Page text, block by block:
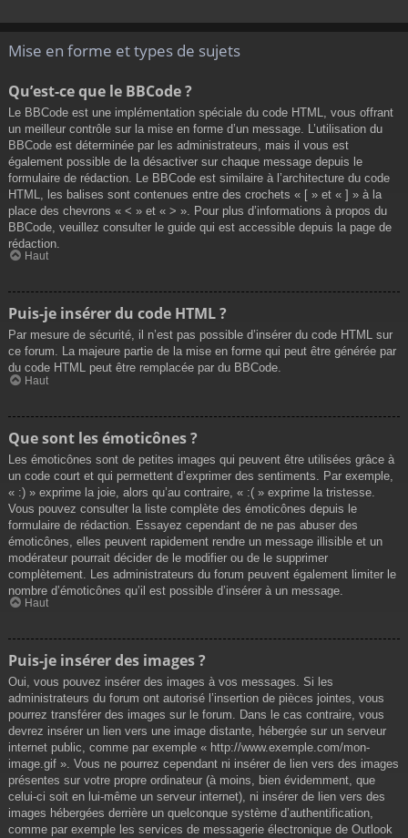
Mise en forme et types de sujets
Qu’est-ce que le BBCode ?
Le BBCode est une implémentation spéciale du code HTML, vous offrant
un meilleur contrôle sur la mise en forme d’un message. L’utilisation du
BBCode est déterminée par les administrateurs, mais il vous est
également possible de la désactiver sur chaque message depuis le
formulaire de rédaction. Le BBCode est similaire à l’architecture du code
HTML, les balises sont contenues entre des crochets « [ » et « ] » à la
place des chevrons « < » et « > ». Pour plus d’informations à propos du
BBCode, veuillez consulter le guide qui est accessible depuis la page de
rédaction.
Haut
Puis-je insérer du code HTML ?
Par mesure de sécurité, il n’est pas possible d’insérer du code HTML sur
ce forum. La majeure partie de la mise en forme qui peut être générée par
du code HTML peut être remplacée par du BBCode.
Haut
Que sont les émoticônes ?
Les émoticônes sont de petites images qui peuvent être utilisées grâce à
un code court et qui permettent d’exprimer des sentiments. Par exemple,
« :) » exprime la joie, alors qu’au contraire, « :( » exprime la tristesse.
Vous pouvez consulter la liste complète des émoticônes depuis le
formulaire de rédaction. Essayez cependant de ne pas abuser des
émoticônes, elles peuvent rapidement rendre un message illisible et un
modérateur pourrait décider de le modifier ou de le supprimer
complètement. Les administrateurs du forum peuvent également limiter le
nombre d’émoticônes qu’il est possible d’insérer à un message.
Haut
Puis-je insérer des images ?
Oui, vous pouvez insérer des images à vos messages. Si les
administrateurs du forum ont autorisé l’insertion de pièces jointes, vous
pourrez transférer des images sur le forum. Dans le cas contraire, vous
devrez insérer un lien vers une image distante, hébergée sur un serveur
internet public, comme par exemple « http://www.exemple.com/mon-
image.gif ». Vous ne pourrez cependant ni insérer de lien vers des images
présentes sur votre propre ordinateur (à moins, bien évidemment, que
celui-ci soit en lui-même un serveur internet), ni insérer de lien vers des
images hébergées derrière un quelconque système d’authentification,
comme par exemple les services de messagerie électronique de Outlook